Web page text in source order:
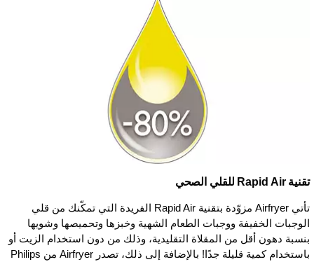
تقنية Rapid Air للقلي الصحي
تأتي Airfryer مزوّدة بتقنية Rapid Air الفريدة التي تمكّنك من قلي
الوجبات الخفيفة ووجبات الطعام الشهية وخبزها وتحميصها وشويها
بنسبة دهون أقل من المقلاة التقليدية، وذلك من دون استخدام الزيت أو
باستخدام كمية قليلة جدًا! بالإضافة إلى ذلك، تصدر Airfryer من Philips